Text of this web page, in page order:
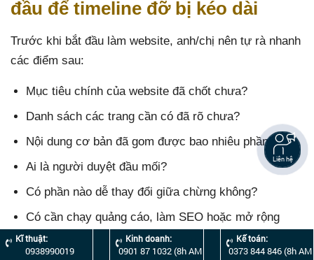
đầu để timeline đỡ bị kéo dài
Trước khi bắt đầu làm website, anh/chị nên tự rà nhanh
các điểm sau:
Mục tiêu chính của website đã chốt chưa?
Danh sách các trang cần có đã rõ chưa?
Nội dung cơ bản đã gom được bao nhiêu phần?
Ai là người duyệt đầu mối?
Có phần nào dễ thay đổi giữa chừng không?
Có cần chạy quảng cáo, làm SEO hoặc mở rộng
landing page ngay sau khi web lên không?
Kĩ thuật:
0938990019
Kinh doanh:
0901 87 1032 (8h AM
Kế toán:
0373 844 846 (8h AM
Liên hệ